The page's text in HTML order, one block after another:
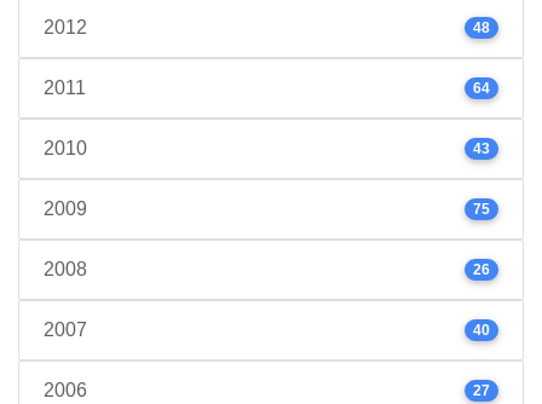
2012 48
2011 64
2010 43
2009 75
2008 26
2007 40
2006 27